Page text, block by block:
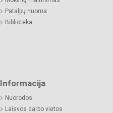
Patalpų nuoma
Biblioteka
Informacija
Nuorodos
Laisvos darbo vietos